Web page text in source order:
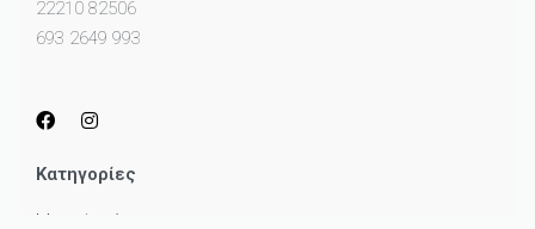
22210 82506
693 2649 993
Κατηγορίες
Μικροέπιπλα